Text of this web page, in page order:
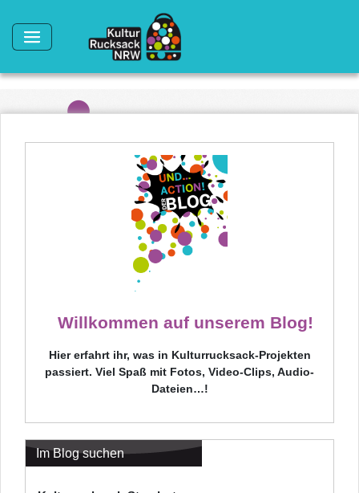
Willkommen auf unserem Blog!
Hier erfahrt ihr, was in Kulturrucksack-Projekten
passiert. Viel Spaß mit Fotos, Video-Clips, Audio-
Dateien…!
Im Blog suchen